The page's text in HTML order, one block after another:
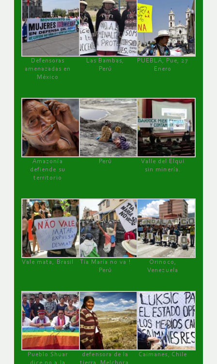
Defensoras
amenazadas en
México
Las Bambas,
Perú
PUEBLA, Pue, 27
Enero
Amazonía
defiende su
territorio
Perú
Valle del Elqui
sin minería.
Vale mata, Brasil
Tía María no va !
Perú
Orinoco,
Venezuela
Pueblo Shuar
dice no a la
defensora de la
tierra, Melchora,
Caimanes, Chile